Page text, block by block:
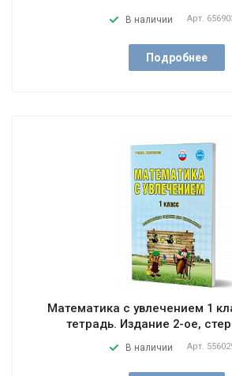
В наличии Арт.
Подробнее
Математика с увлечением 1
тетрадь. Издание 2-ое,
В наличии Арт.